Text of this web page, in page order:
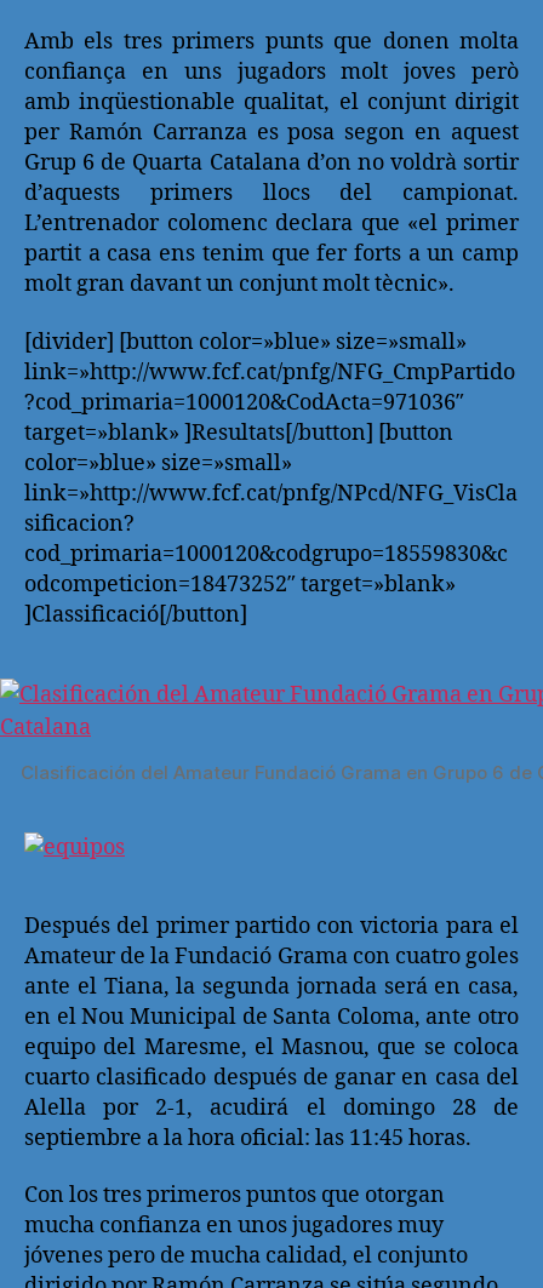
Amb els tres primers punts que donen molta
confiança en uns jugadors molt joves però
amb inqüestionable qualitat, el conjunt dirigit
per Ramón Carranza es posa segon en aquest
Grup 6 de Quarta Catalana d’on no voldrà sortir
d’aquests primers llocs del campionat.
L’entrenador colomenc declara que «el primer
partit a casa ens tenim que fer forts a un camp
molt gran davant un conjunt molt tècnic».
[divider] [button color=»blue» size=»small»
link=»http://www.fcf.cat/pnfg/NFG_CmpPartido
?cod_primaria=1000120&CodActa=971036″
target=»blank» ]Resultats[/button] [button
color=»blue» size=»small»
link=»http://www.fcf.cat/pnfg/NPcd/NFG_VisCla
sificacion?
cod_primaria=1000120&codgrupo=18559830&c
odcompeticion=18473252″ target=»blank»
]Classificació[/button]
Clasificación del Amateur Fundació Grama en Grupo 6 de
Después del primer partido con victoria para el
Amateur de la Fundació Grama con cuatro goles
ante el Tiana, la segunda jornada será en casa,
en el Nou Municipal de Santa Coloma, ante otro
equipo del Maresme, el Masnou, que se coloca
cuarto clasificado después de ganar en casa del
Alella por 2-1, acudirá el domingo 28 de
septiembre a la hora oficial: las 11:45 horas.
Con los tres primeros puntos que otorgan
mucha confianza en unos jugadores muy
jóvenes pero de mucha calidad, el conjunto